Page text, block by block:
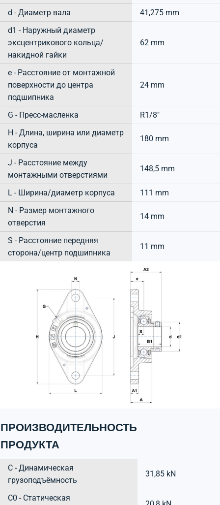
d - Диаметр вала
41,275 mm
d1 - Наружный диаметр
эксцентрикового кольца/
накидной гайки
62 mm
e - Расстояние от монтажной
поверхности до центра
подшипника
24 mm
G - Пресс-масленка
R1/8"
H - Длина, ширина или диаметр
корпуса
180 mm
J - Расстояние между
монтажными отверстиями
148,5 mm
L - Ширина/диаметр корпуса
111 mm
N - Размер монтажного
отверстия
14 mm
S - Расстояние передняя
сторона/центр подшипника
11 mm
ПРОИЗВОДИТЕЛЬНОСТЬ
ПРОДУКТА
C - Динамическая
грузоподъёмность
31,85 kN
C0 - Статическая